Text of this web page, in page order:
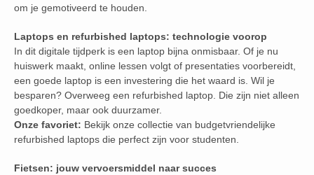
om je gemotiveerd te houden.
Laptops en refurbished laptops: technologie voorop
In dit digitale tijdperk is een laptop bijna onmisbaar. Of je nu
huiswerk maakt, online lessen volgt of presentaties voorbereidt,
een goede laptop is een investering die het waard is. Wil je
besparen? Overweeg een refurbished laptop. Die zijn niet alleen
goedkoper, maar ook duurzamer.
Onze favoriet: Bekijk onze collectie van budgetvriendelijke
refurbished laptops die perfect zijn voor studenten.
Fietsen: jouw vervoersmiddel naar succes